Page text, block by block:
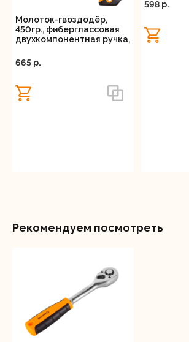
Молоток-гвоздодёр,
450гр., фиберглассовая
двухкомпонентная ручка,
665 p.
598 p.
Рекомендуем посмотреть